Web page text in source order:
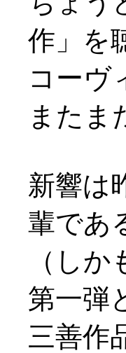
作」を
コーヴ
またま
新響は
輩であ
（し
第一弾
三善作